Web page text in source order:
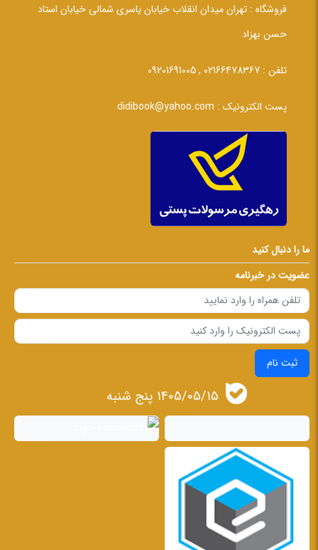
فروشگاه : تهران میدان انقلاب خیابان یاسری شمالی خیابان استاد
حسن بهزاد
تلفن : 02166478367 , 09201691005
پست الکترونیک : didibook@yahoo.com
ما را دنبال کنید
عضویت در خبرنامه
ثبت نام
1405/05/15 پنج شنبه